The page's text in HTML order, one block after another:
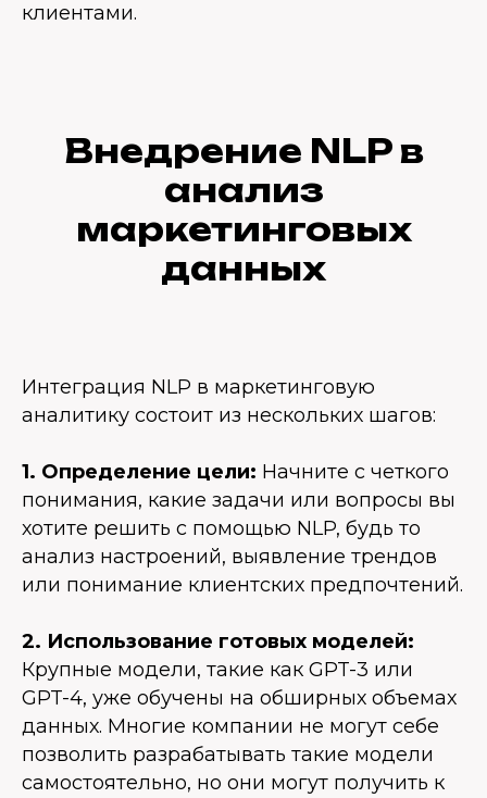
клиентами.
Внедрение NLP в
анализ
маркетинговых
данных
Интеграция NLP в маркетинговую
аналитику состоит из нескольких шагов:
1. Определение цели: Начните с четкого
понимания, какие задачи или вопросы вы
хотите решить с помощью NLP, будь то
анализ настроений, выявление трендов
или понимание клиентских предпочтений.
2. Использование готовых моделей:
Крупные модели, такие как GPT-3 или
GPT-4, уже обучены на обширных объемах
данных. Многие компании не могут себе
позволить разрабатывать такие модели
самостоятельно, но они могут получить к